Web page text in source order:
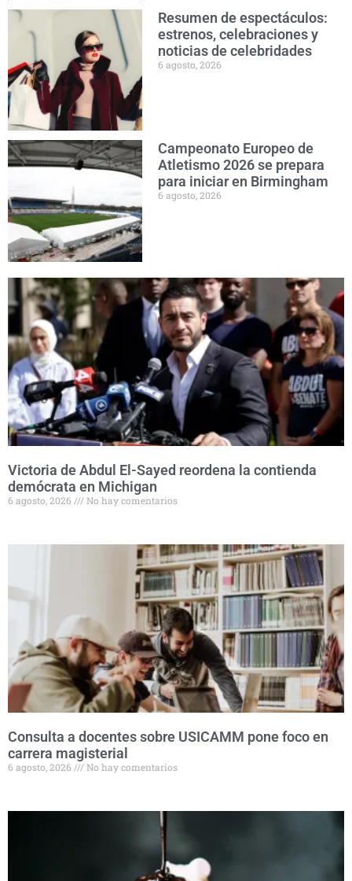
Resumen de espectáculos:
estrenos, celebraciones y
noticias de celebridades
6 agosto, 2026
Campeonato Europeo de
Atletismo 2026 se prepara
para iniciar en Birmingham
6 agosto, 2026
Victoria de Abdul El-Sayed reordena la contienda
demócrata en Michigan
6 agosto, 2026 No hay comentarios
Consulta a docentes sobre USICAMM pone foco en
carrera magisterial
6 agosto, 2026 No hay comentarios